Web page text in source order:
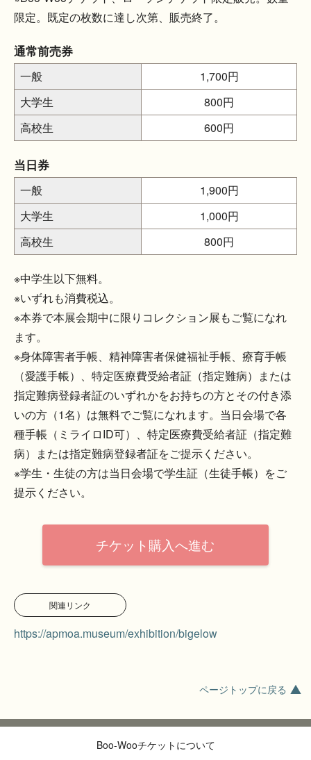
限定。既定の枚数に達し次第、販売終了。
通常前売券
一般
1,700円
大学生
800円
高校生
600円
当日券
一般
1,900円
大学生
1,000円
高校生
800円
※中学生以下無料。
※いずれも消費税込。
※本券で本展会期中に限りコレクション展もご覧になれ
ます。
※身体障害者手帳、精神障害者保健福祉手帳、療育手帳
（愛護手帳）、特定医療費受給者証（指定難病）または
指定難病登録者証のいずれかをお持ちの方とその付き添
いの方（1名）は無料でご覧になれます。当日会場で各
種手帳（ミライロID可）、特定医療費受給者証（指定難
病）または指定難病登録者証をご提示ください。
※学生・生徒の方は当日会場で学生証（生徒手帳）をご
提示ください。
チケット購入へ進む
関連リンク
https://apmoa.museum/exhibition/bigelow
ページトップに戻る
Boo-Wooチケットについて